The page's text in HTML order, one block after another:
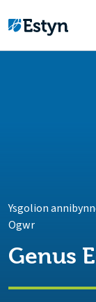
Ysgolion
Ogwr
Genus